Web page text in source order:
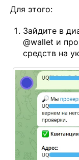
Для этого:
Зайдите в
@wallet и
средств на